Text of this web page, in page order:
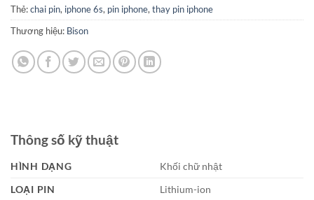
Thẻ:chai pin, iphone 6s, pin iphone,thay pin iphone
Thương hiệu: Bison
Thông số kỹ thuật
HÌNH DẠNG
Khối chữ nhật
LOẠI PIN
Lithium-ion